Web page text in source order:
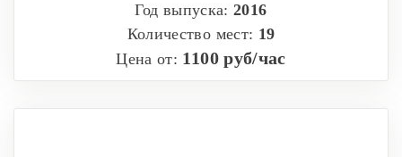
Год выпуска:2016
Количество мест: 19
Цена от: 1100 руб/час